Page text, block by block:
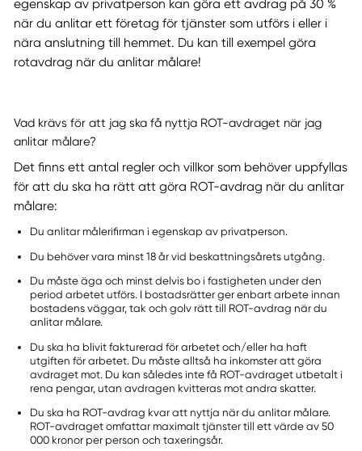
egenskap av privatperson kan göra ett avdrag på 30 %
när du anlitar ett företag för tjänster som utförs i eller i
nära anslutning till hemmet. Du kan till exempel göra
rotavdrag när du anlitar målare!
Vad krävs för att jag ska få nyttja ROT-avdraget när jag
anlitar målare?
Det finns ett antal regler och villkor som behöver uppfyllas
för att du ska ha rätt att göra ROT-avdrag när du anlitar
målare:
Du anlitar målerifirman i egenskap av privatperson.
Du behöver vara minst 18 år vid beskattningsårets utgång.
Du måste äga och minst delvis bo i fastigheten under den
period arbetet utförs. I bostadsrätter ger enbart arbete innan
bostadens väggar, tak och golv rätt till ROT-avdrag när du
anlitar målare.
Du ska ha blivit fakturerad för arbetet och/eller ha haft
utgiften för arbetet. Du måste alltså ha inkomster att göra
avdraget mot. Du kan således inte få ROT-avdraget utbetalt i
rena pengar, utan avdragen kvitteras mot andra skatter.
Du ska ha ROT-avdrag kvar att nyttja när du anlitar målare.
ROT-avdraget omfattar maximalt tjänster till ett värde av 50
000 kronor per person och taxeringsår.